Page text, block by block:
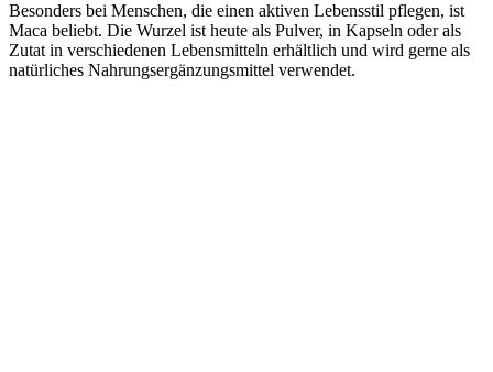
Besonders bei Menschen, die einen aktiven Lebensstil pflegen, ist
Maca beliebt. Die Wurzel ist heute als Pulver, in Kapseln oder als
Zutat in verschiedenen Lebensmitteln erhältlich und wird gerne als
natürliches Nahrungsergänzungsmittel verwendet.